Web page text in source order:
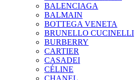
BALENCIAGA
BALMAIN
BOTTEGA VENETA
BRUNELLO CUCINELLI
BURBERRY
CARTIER
CASADEI
CÉLINE
CHANEL